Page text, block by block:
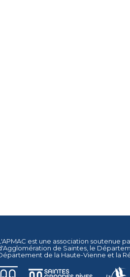
est une association soutenue
de Saintes , le
de la Haute-Vienne et la